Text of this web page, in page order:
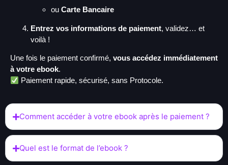
ou Carte Bancaire
Entrez vos informations de paiement, validez… et
voilà !
Une fois le paiement confirmé, vous accédez immédiatement
à votre ebook.
Paiement rapide, sécurisé, sans Protocole.
Comment accéder à votre ebook après le paiement ?
Quel est le format de l’ebook ?